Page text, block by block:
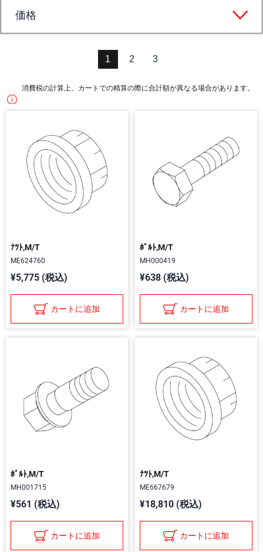
価格
1 2 3
消費税の計算上、カートでの精算の際に合計額が異なる場合があります。
ﾅﾂﾄ,M/T
ME624760
¥5,775 (税込)
カートに追加
ﾎﾞﾙﾄ,M/T
MH000419
¥638 (税込)
カートに追加
ﾎﾞﾙﾄ,M/T
MH001715
¥561 (税込)
カートに追加
ﾅﾂﾄ,M/T
ME667679
¥18,810 (税込)
カートに追加